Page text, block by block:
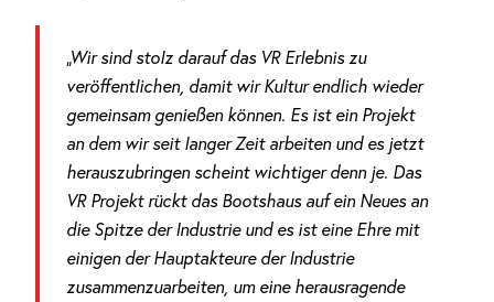
„Wir sind stolz darauf das VR Erlebnis zu
veröffentlichen, damit wir Kultur endlich wieder
gemeinsam genießen können. Es ist ein Projekt
an dem wir seit langer Zeit arbeiten und es jetzt
herauszubringen scheint wichtiger denn je. Das
VR Projekt rückt das Bootshaus auf ein Neues an
die Spitze der Industrie und es ist eine Ehre mit
einigen der Hauptakteure der Industrie
zusammenzuarbeiten, um eine herausragende